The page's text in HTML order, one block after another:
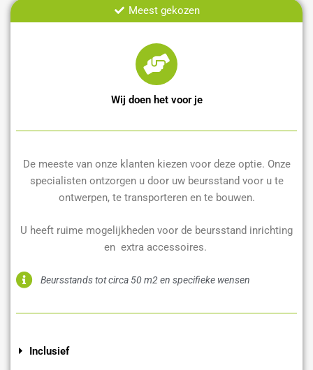
Meest gekozen
Wij doen het voor je
De meeste van onze klanten kiezen voor deze optie. Onze
specialisten ontzorgen u door uw beursstand voor u te
ontwerpen, te transporteren en te bouwen.
U heeft ruime mogelijkheden voor de beursstand inrichting
en extra accessoires.
Beursstands tot circa 50 m2 en specifieke wensen
Inclusief